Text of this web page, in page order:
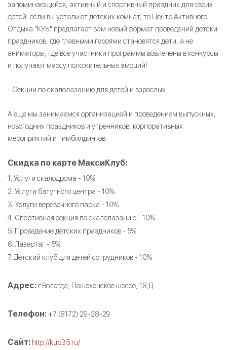
запоминающийся, активный и спортивный праздник для своих
детей, если вы устали от детских комнат, то Центр Активного
Отдыха "КУБ" предлагает вам новый формат проведений детски
праздников, где главными героями становятся дети, а не
аниматоры, где все участники программы вовлечены в конкурсы
и получают массу положительных эмоций!
- Секции по скалолазанию для детей и взрослых
А еще мы занимаемся организацией и проведением выпускных,
новогодних праздников и утренников, корпоративных
мероприятий и тимбилдингов.
Скидка по карте МаксиКлуб:
1. Услуги скалодрома - 10%
2. Услуги батутного центра - 10%
3. Услуги веревочного парка - 10%
4. Спортивная секция по скалолазанию - 10%
5. Проведение детских праздников - 5%
6. Лазертаг - 5%
7. Детский клуб для детей сотрудников - 10%
Адрес: г.Вологда, Пошехонское шоссе, 18 Д
Телефон: +7 (8172) 29-28-29
Сайт: http://kub35.ru/